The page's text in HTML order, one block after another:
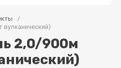
/
вулканический)
2,0/900м